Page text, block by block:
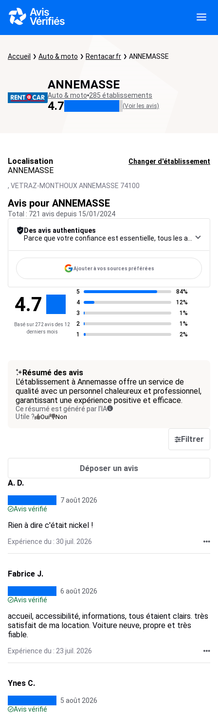
Accueil Auto & moto Rentacar.fr ANNEMASSE
ANNEMASSE
Auto & moto 285 établissements
4.7 (Voir les avis)
Localisation Changer d'établissement
ANNEMASSE
, VETRAZ-MONTHOUX ANNEMASSE 74100
Avis pour ANNEMASSE
Total : 721 avis depuis 15/01/2024
Des avis authentiques
Ajouter à vos sources préférées
4.7
Basé sur 272 avis des 12
derniers mois
5
84%
4
12%
3
1%
2
1%
1
2%
Résumé des avis
L'établissement à Annemasse offre un service de
qualité avec un personnel chaleureux et professionnel,
garantissant une expérience positive et efficace.
Ce résumé est généré par l’IA
Utile ?
Oui Non
Filtrer
Déposer un avis
A. D.
7 août 2026
Avis vérifié
Rien à dire c'était nickel !
Expérience du : 30 juil. 2026
Fabrice J.
6 août 2026
Avis vérifié
accueil, accessibilité, informations, tous étaient clairs. très
satisfait de ma location. Voiture neuve, propre et très
fiable.
Expérience du : 23 juil. 2026
Ynes C.
5 août 2026
Avis vérifié